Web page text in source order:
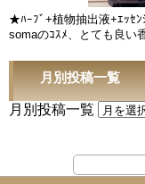
★ﾊｰﾌﾞ+植物抽出液+ｴｯｾﾝ
somaのｺｽﾒ、とても良い
月別投稿一覧
月別投稿一覧